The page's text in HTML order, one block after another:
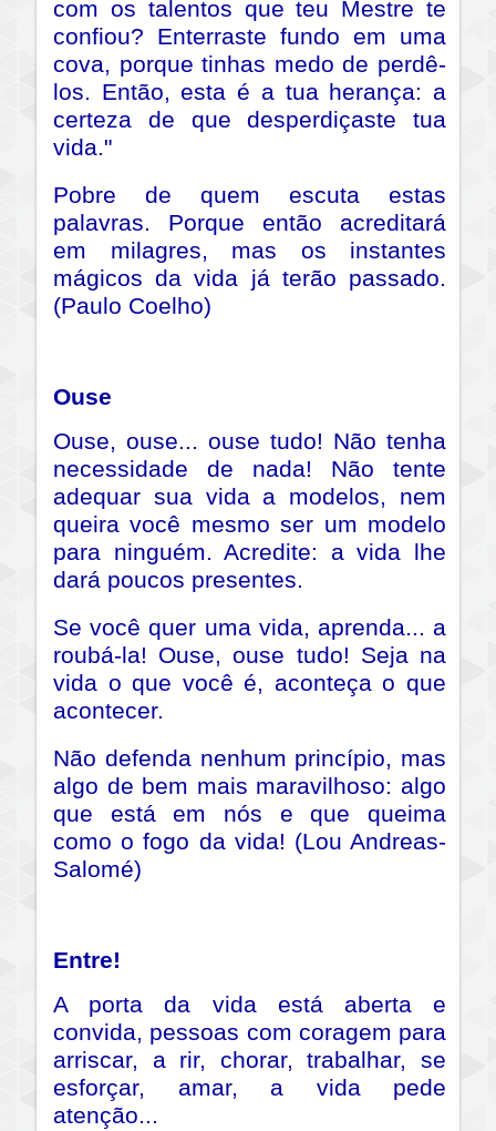
com os talentos que teu Mestre te
confiou? Enterraste fundo em uma
cova, porque tinhas medo de perdê-
los. Então, esta é a tua herança: a
certeza de que desperdiçaste tua
vida."
Pobre de quem escuta estas
palavras. Porque então acreditará
em milagres, mas os instantes
mágicos da vida já terão passado.
(Paulo Coelho)
Ouse
Ouse, ouse... ouse tudo! Não tenha
necessidade de nada! Não tente
adequar sua vida a modelos, nem
queira você mesmo ser um modelo
para ninguém. Acredite: a vida lhe
dará poucos presentes.
Se você quer uma vida, aprenda... a
roubá-la! Ouse, ouse tudo! Seja na
vida o que você é, aconteça o que
acontecer.
Não defenda nenhum princípio, mas
algo de bem mais maravilhoso: algo
que está em nós e que queima
como o fogo da vida! (Lou Andreas-
Salomé)
Entre!
A porta da vida está aberta e
convida, pessoas com coragem para
arriscar, a rir, chorar, trabalhar, se
esforçar, amar, a vida pede
atenção...